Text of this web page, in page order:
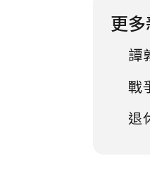
更
譚
戰
退